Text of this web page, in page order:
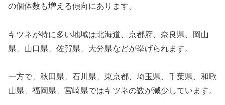
の個体数も増える傾向にあります。
キツネが特に多い地域は北海道、京都府、奈良県、岡山
県、山口県、佐賀県、大分県などが挙げられます。
一方で、秋田県、石川県、東京都、埼玉県、千葉県、和歌
山県、福岡県、宮崎県ではキツネの数が減少しています。